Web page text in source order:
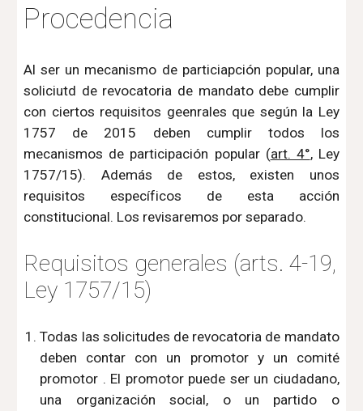
Procedencia
Al ser un mecanismo de particiapción popular, una
soliciutd de revocatoria de mandato debe cumplir
con ciertos requisitos geenrales que según la Ley
1757 de 2015 deben cumplir todos los
mecanismos de participación popular (art. 4°, Ley
1757/15). Además de estos, existen unos
requisitos específicos de esta acción
constitucional. Los revisaremos por separado.
Requisitos generales (arts. 4-19,
Ley 1757/15)
Todas las solicitudes de revocatoria de mandato
deben contar con un promotor y un comité
promotor . El promotor puede ser un ciudadano,
una organización social, o un partido o